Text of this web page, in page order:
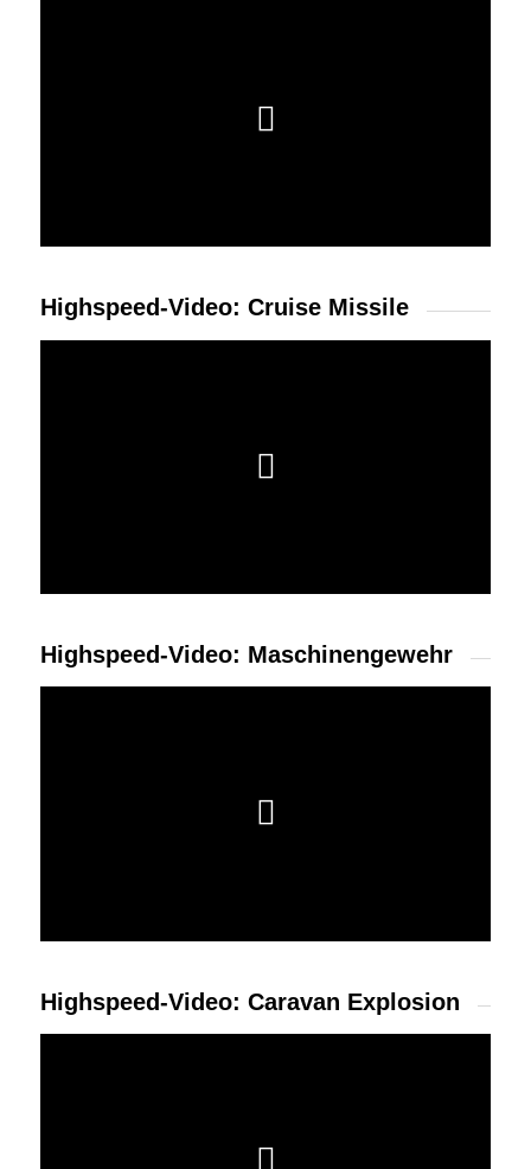
Highspeed-Video: Cruise Missile
Highspeed-Video: Maschinengewehr
Highspeed-Video: Caravan Explosion